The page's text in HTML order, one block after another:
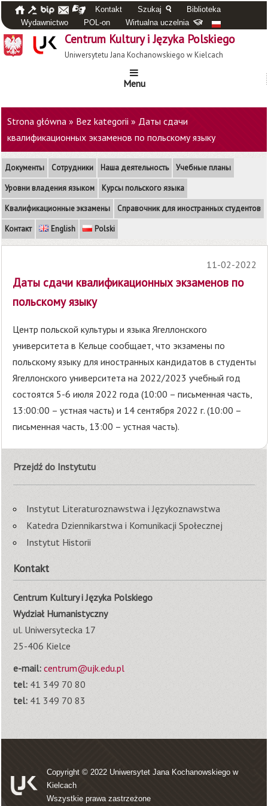
Kontakt Szukaj
Biblioteka
Wydawnictwo
POL-on Wirtualna uczelnia
Centrum Kultury i Języka Polskiego
Uniwersytetu Jana Kochanowskiego w Kielcach
Menu
Strona główna » Bez kategorii » Даты сдачи
квалификационных экзаменов по польскому языку
Документы Сотрудники Наша деятельность
Учебные планы
Уровни владения языком
Курсы польского языка
Квалификационные экзамены
Справочник для иностранных студентов
Контакт
English Polski
11-02-2022
Даты сдачи квалификационных экзаменов по
польскому языку
Центр польской культуры и языка Ягеллонского
университета в Кельце сообщает, что экзамены по
польскому языку для иностранных кандидатов в студенты
Ягеллонского университета на 2022/2023 учебный год
состоятся 5-6 июля 2022 года (10:00 – письменная часть,
13:00:00 – устная часть) и 14 сентября 2022 г. (10:00 –
письменная часть, 13:00 – устная часть).
Przejdź do Instytutu
Instytut Literaturoznawstwa i Językoznawstwa
Katedra Dziennikarstwa i Komunikacji Społecznej
Instytut Historii
Kontakt
Centrum Kultury i Języka Polskiego
Wydział Humanistyczny
ul. Uniwersytecka 17
25-406 Kielce
e-mail: centrum@ujk.edu.pl
tel: 41 349 70 80
tel: 41 349 70 83
Copyright © 2022 Uniwersytet Jana Kochanowskiego w
Kielcach
Wszystkie prawa zastrzeżone